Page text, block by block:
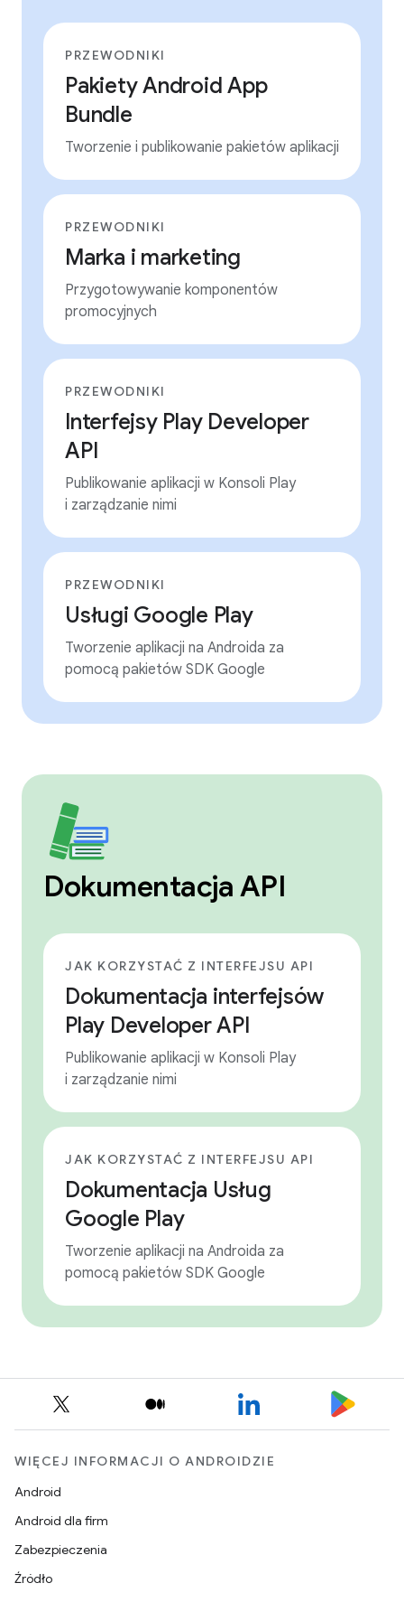
PRZEWODNIKI
Pakiety Android App
Bundle
Tworzenie i publikowanie pakietów aplikacji
PRZEWODNIKI
Marka i marketing
Przygotowywanie komponentów
promocyjnych
PRZEWODNIKI
Interfejsy Play Developer
API
Publikowanie aplikacji w Konsoli Play
i zarządzanie nimi
PRZEWODNIKI
Usługi Google Play
Tworzenie aplikacji na Androida za
pomocą pakietów SDK Google
Dokumentacja API
JAK KORZYSTAĆ Z INTERFEJSU API
Dokumentacja interfejsów
Play Developer API
Publikowanie aplikacji w Konsoli Play
i zarządzanie nimi
JAK KORZYSTAĆ Z INTERFEJSU API
Dokumentacja Usług
Google Play
Tworzenie aplikacji na Androida za
pomocą pakietów SDK Google
WIĘCEJ INFORMACJI O ANDROIDZIE
Android
Android dla firm
Zabezpieczenia
Źródło